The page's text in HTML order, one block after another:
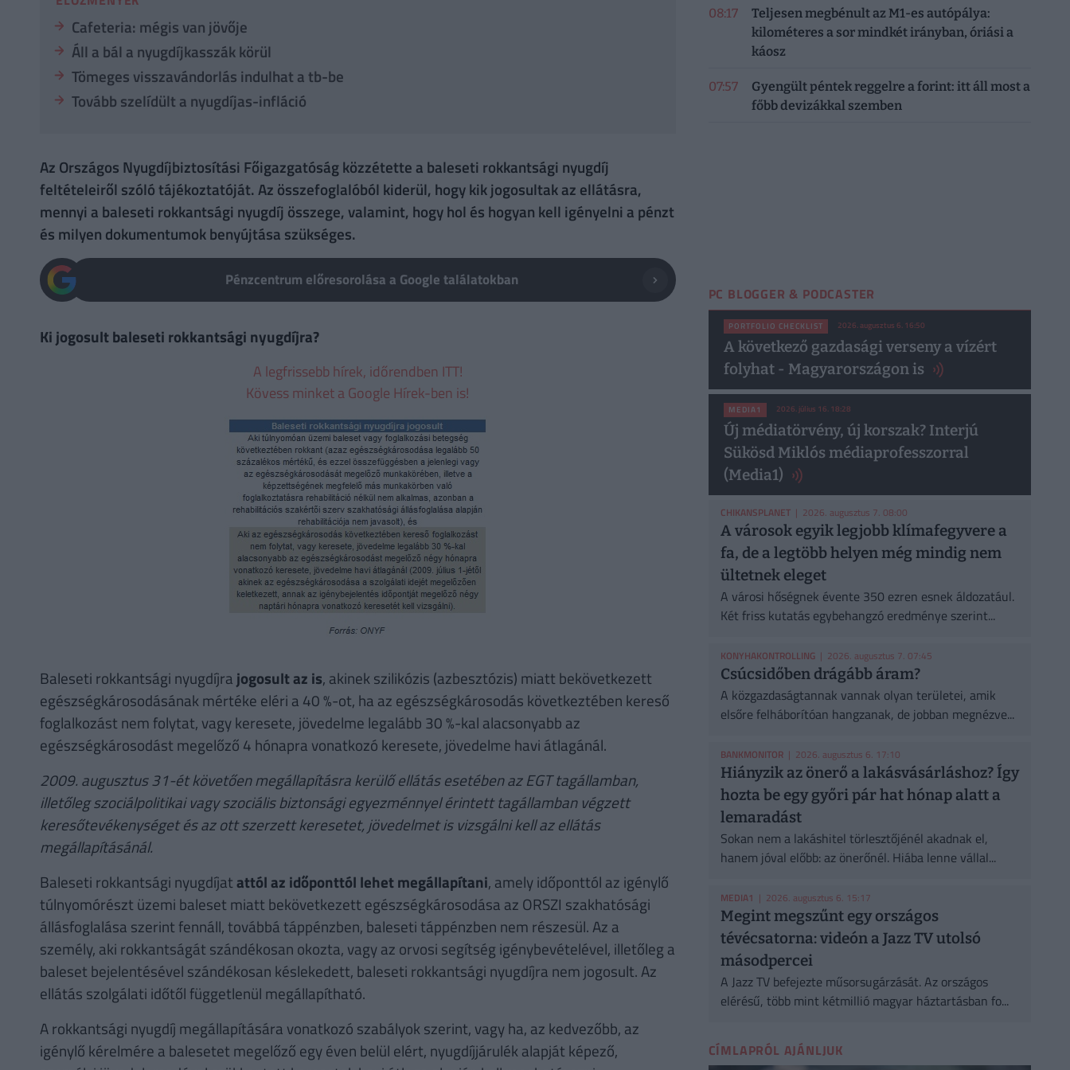
Cafeteria: mégis van jövője
Áll a bál a nyugdíjkasszák körül
Tömeges visszavándorlás indulhat a tb-be
Tovább szelídült a nyugdíjas-infláció
Az Országos Nyugdíjbiztosítási Főigazgatóság közzétette a baleseti rokkantsági nyugdíj
feltételeiről szóló tájékoztatóját. Az összefoglalóból kiderül, hogy kik jogosultak az ellátásra,
mennyi a baleseti rokkantsági nyugdíj összege, valamint, hogy hol és hogyan kell igényelni a pénzt
és milyen dokumentumok benyújtása szükséges.
Pénzcentrum előresorolása a Google találatokban
Ki jogosult baleseti rokkantsági nyugdíjra?
A legfrissebb hírek, időrendben ITT!
Kövess minket a Google Hírek-ben is!
Baleseti rokkantsági nyugdíjra jogosult az is, akinek szilikózis (azbesztózis) miatt bekövetkezett
egészségkárosodásának mértéke eléri a 40 %-ot, ha az egészségkárosodás következtében kereső
foglalkozást nem folytat, vagy keresete, jövedelme legalább 30 %-kal alacsonyabb az
egészségkárosodást megelőző 4 hónapra vonatkozó keresete, jövedelme havi átlagánál.
2009. augusztus 31-ét követően megállapításra kerülő ellátás esetében az EGT tagállamban,
illetőleg szociálpolitikai vagy szociális biztonsági egyezménnyel érintett tagállamban végzett
keresőtevékenységet és az ott szerzett keresetet, jövedelmet is vizsgálni kell az ellátás
megállapításánál.
Baleseti rokkantsági nyugdíjatattól az időponttól lehet megállapítani, amely időponttól az igénylő
túlnyomórészt üzemi baleset miatt bekövetkezett egészségkárosodása az ORSZI szakhatósági
állásfoglalása szerint fennáll, továbbá táppénzben, baleseti táppénzben nem részesül. Az a
személy, aki rokkantságát szándékosan okozta, vagy az orvosi segítség igénybevételével, illetőleg a
baleset bejelentésével szándékosan késlekedett, baleseti rokkantsági nyugdíjra nem jogosult. Az
ellátás szolgálati időtől függetlenül megállapítható.
A rokkantsági nyugdíj megállapítására vonatkozó szabályok szerint, vagy ha, az kedvezőbb, az
igénylő kérelmére a balesetet megelőző egy éven belül elért, nyugdíjjárulék alapját képező,
08:17
Teljesen megbénult az M1-es autópálya:
kilométeres a sor mindkét irányban, óriási a
káosz
07:57
Gyengült péntek reggelre a forint: itt áll most a
főbb devizákkal szemben
PC BLOGGER & PODCASTER
PORTFOLIO CHECKLIST 2026. augusztus 6. 16:50
A következő gazdasági verseny a vízért
folyhat - Magyarországon is
MEDIA1 2026. július 16. 18:28
Új médiatörvény, új korszak? Interjú
Sükösd Miklós médiaprofesszorral
(Media1)
CHIKANSPLANET| 2026. augusztus 7. 08:00
A városok egyik legjobb klímafegyvere a
fa, de a legtöbb helyen még mindig nem
ültetnek eleget
A városi hőségnek évente 350 ezren esnek áldozatául.
Két friss kutatás egybehangzó eredménye szerint...
KONYHAKONTROLLING| 2026. augusztus 7. 07:45
Csúcsidőben drágább áram?
A közgazdaságtannak vannak olyan területei, amik
elsőre felháborítóan hangzanak, de jobban megnézve...
BANKMONITOR| 2026. augusztus 6. 17:10
Hiányzik az önerő a lakásvásárláshoz? Így
hozta be egy győri pár hat hónap alatt a
lemaradást
Sokan nem a lakáshitel törlesztőjénél akadnak el,
hanem jóval előbb: az önerőnél. Hiába lenne vállal...
MEDIA1 | 2026. augusztus 6. 15:17
Megint megszűnt egy országos
tévécsatorna: videón a Jazz TV utolsó
másodpercei
A Jazz TV befejezte műsorsugárzását. Az országos
elérésű, több mint kétmillió magyar háztartásban fo...
CÍMLAPRÓL AJÁNLJUK